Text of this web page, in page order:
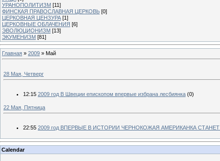
УРАНОПОЛИТИЗМ [11]
ФИНСКАЯ ПРАВОСЛАВНАЯ ЦЕРКОВЬ [0]
ЦЕРКОВНАЯ ЦЕНЗУРА [1]
ЦЕРКОВНЫЕ ОБЛАЧЕНИЯ [6]
ЭВОЛЮЦИОНИЗМ [13]
ЭКУМЕНИЗМ [81]
Главная » 2009 » Май
28 Мая, Четверг
12:15 2009 год В Швеции епископом впервые избрана лесбиянка (0)
22 Мая, Пятница
22:55 2009 год ВПЕРВЫЕ В ИСТОРИИ ЧЕРНОКОЖАЯ АМЕРИКАНКА
Calendar